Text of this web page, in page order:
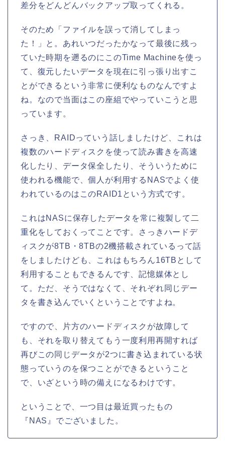
差分をどんどんバックアップ取ってくれる。
そのため「ファイルを誤って消してしまっ
た！」と。あれいつだったかなって最後に残っ
ていた時期を遡るのにこのTime Machineを使っ
て、復元したいデータを現在に引っ張り出すこ
とができるという非常に便利なものなんですよ
ね。なので当面はこの座組でやっていこうと思
っています。
さっき、RAIDっていう話しましたけど、これは
複数のハードディスクを使って読み書きを高速
化したり、データ保全したり、そういうために
使われる機能で、個人が利用するNASでよく使
われているのはこのRAID1という方式です。
これはNASに保存したデータを常に複製して二
重化をしておくってことです。さっきハードデ
ィスクが8TB・8TBの2機搭載されているって話
をしましたけども、これはもちろん16TBとして
利用することもできるんです、記憶媒体とし
て。ただ、そうではなくて、それぞれ同じデー
タを書き込んでいくということですよね。
ですので、片方のハードディスクが故障して
も、それを取り替えてもう一度利用再開すれば
再びこの同じデータが2つに書き込まれている状
態っていうのを保つことができるということ
で、いざという時の備えになるわけです。
ということで、一つ目は最近買ったもの
『NAS』でございました。